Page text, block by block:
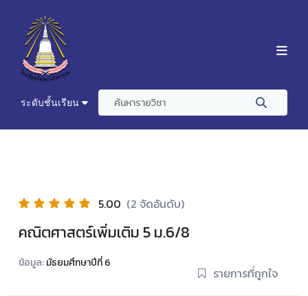
ระดับชั้นเรียน
5.00 (2 จัดอันดับ)
คณิตศาสตร์เพิ่มเติม 5 ม.6/8
ข้อมูล:มัธยมศึกษาปีที่ 6
รายการที่ถูกใจ